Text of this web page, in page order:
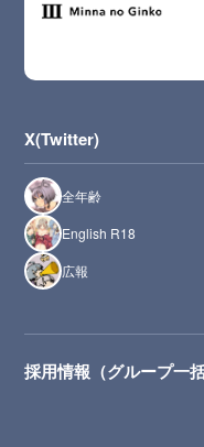
X(Twitter)
全年齢
English R18
広報
採用情報（グループ一括